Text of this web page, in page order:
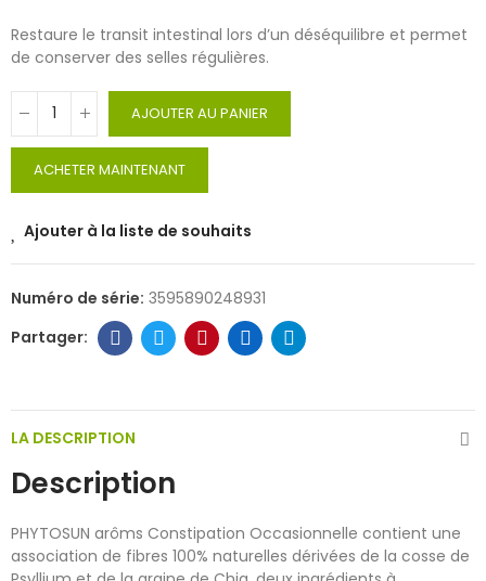
Restaure le transit intestinal lors d’un déséquilibre et permet
de conserver des selles régulières.
AJOUTER AU PANIER
ACHETER MAINTENANT
Ajouter à la liste de souhaits
Numéro de série: 3595890248931
LA DESCRIPTION
Description
PHYTOSUN arôms Constipation Occasionnelle contient une
association de fibres 100% naturelles dérivées de la cosse de